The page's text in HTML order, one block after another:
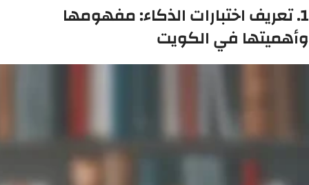
1. تعريف اختبارات الذكاء: مفهومها
وأهميتها في الكويت